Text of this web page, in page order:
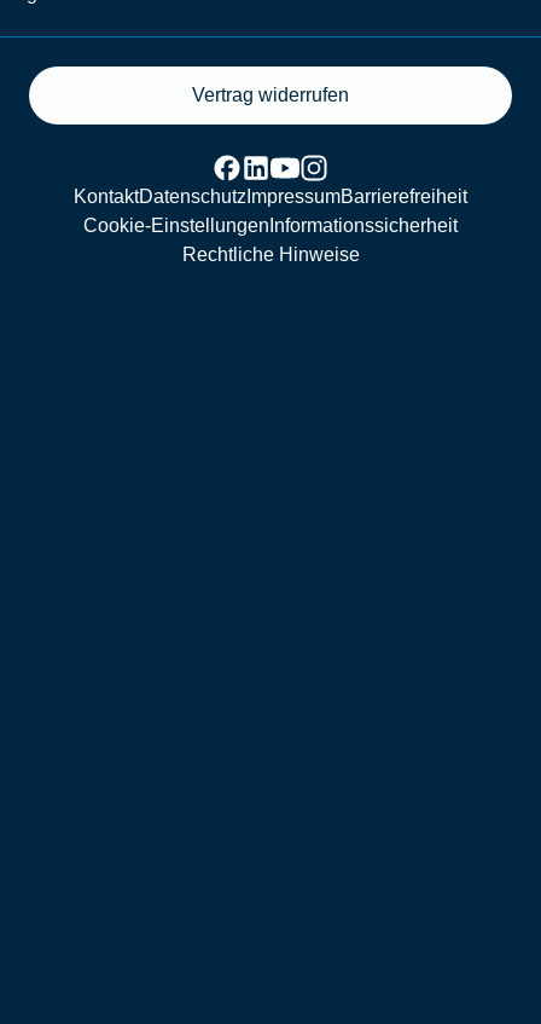
Vertrag widerrufen
KontaktDatenschutz ImpressumBarrierefreiheit
Cookie-Einstellungen Informationssicherheit
Rechtliche Hinweise